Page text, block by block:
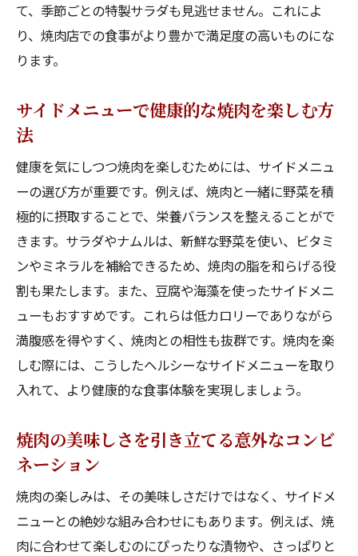
焼肉の味を引き立てる特製タレの秘密
自宅で作れる焼肉用特製タレ
焼肉をより楽しむためのタレの選び方
焼肉とサラダの理想的な組み合わせ
サラダで焼肉をヘルシーに楽しむ方法
焼肉ディナーに欠かせないサラダとは
サラダと焼肉の味わいのバランスを取る
焼肉に最適なサラダのドレッシング
焼肉とサラダで食事を彩る方法
創作料理で焼肉を一味違った楽しみ方に
焼肉と創作料理の組み合わせで新しい味わ
い
焼肉に取り入れたい創作料理のアイディア
焼肉と一緒に楽しむ創作料理の魅力
クリエイティブな料理で焼肉を楽しむ
焼肉店で試したい創作料理の提案
訪れるたびに発見！焼肉とサイドメニューの新
て、季節ごとの特製サラダも見逃せません。これによ
り、焼肉店での食事がより豊かで満足度の高いものにな
ります。
サイドメニューで健康的な焼肉を楽しむ方
法
健康を気にしつつ焼肉を楽しむためには、サイドメニュ
ーの選び方が重要です。例えば、焼肉と一緒に野菜を積
極的に摂取することで、栄養バランスを整えることがで
きます。サラダやナムルは、新鮮な野菜を使い、ビタミ
ンやミネラルを補給できるため、焼肉の脂を和らげる役
割も果たします。また、豆腐や海藻を使ったサイドメニ
ューもおすすめです。これらは低カロリーでありながら
満腹感を得やすく、焼肉との相性も抜群です。焼肉を楽
しむ際には、こうしたヘルシーなサイドメニューを取り
入れて、より健康的な食事体験を実現しましょう。
焼肉の美味しさを引き立てる意外なコンビ
ネーション
焼肉の楽しみは、その美味しさだけではなく、サイドメ
ニューとの絶妙な組み合わせにもあります。例えば、焼
肉に合わせて楽しむのにぴったりな漬物や、さっぱりと